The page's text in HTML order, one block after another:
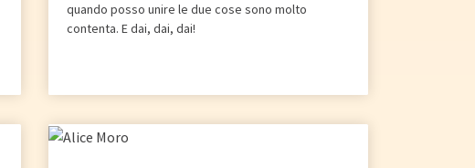
quando posso unire le due cose sono molto
contenta. E dai, dai, dai!